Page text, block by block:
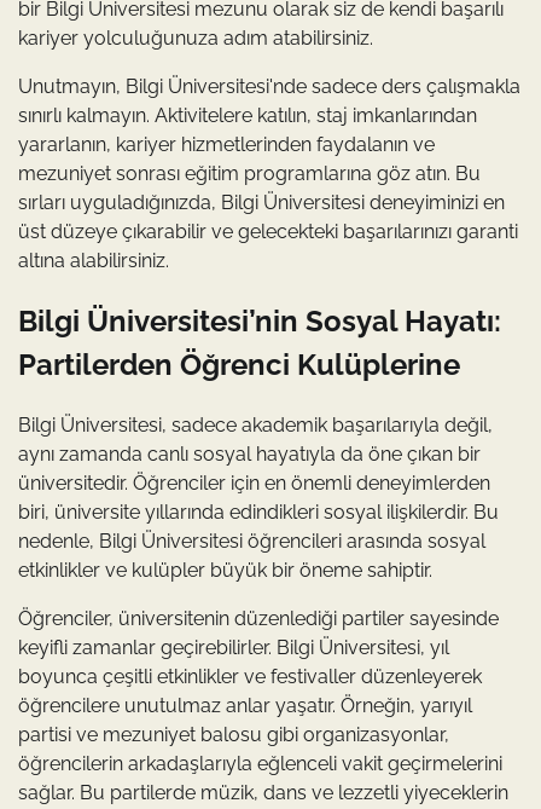
bir Bilgi Üniversitesi mezunu olarak siz de kendi başarılı
kariyer yolculuğunuza adım atabilirsiniz.
Unutmayın, Bilgi Üniversitesi'nde sadece ders çalışmakla
sınırlı kalmayın. Aktivitelere katılın, staj imkanlarından
yararlanın, kariyer hizmetlerinden faydalanın ve
mezuniyet sonrası eğitim programlarına göz atın. Bu
sırları uyguladığınızda, Bilgi Üniversitesi deneyiminizi en
üst düzeye çıkarabilir ve gelecekteki başarılarınızı garanti
altına alabilirsiniz.
Bilgi Üniversitesi’nin Sosyal Hayatı:
Partilerden Öğrenci Kulüplerine
Bilgi Üniversitesi, sadece akademik başarılarıyla değil,
aynı zamanda canlı sosyal hayatıyla da öne çıkan bir
üniversitedir. Öğrenciler için en önemli deneyimlerden
biri, üniversite yıllarında edindikleri sosyal ilişkilerdir. Bu
nedenle, Bilgi Üniversitesi öğrencileri arasında sosyal
etkinlikler ve kulüpler büyük bir öneme sahiptir.
Öğrenciler, üniversitenin düzenlediği partiler sayesinde
keyifli zamanlar geçirebilirler. Bilgi Üniversitesi, yıl
boyunca çeşitli etkinlikler ve festivaller düzenleyerek
öğrencilere unutulmaz anlar yaşatır. Örneğin, yarıyıl
partisi ve mezuniyet balosu gibi organizasyonlar,
öğrencilerin arkadaşlarıyla eğlenceli vakit geçirmelerini
sağlar. Bu partilerde müzik, dans ve lezzetli yiyeceklerin